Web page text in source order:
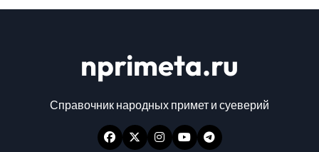
nprimeta.ru
Справочник народных примет и суеверий